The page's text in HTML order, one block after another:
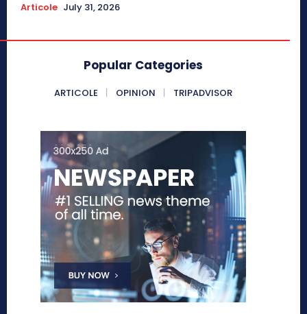
Articole July 31, 2026
Popular Categories
ARTICOLE OPINION TRIPADVISOR